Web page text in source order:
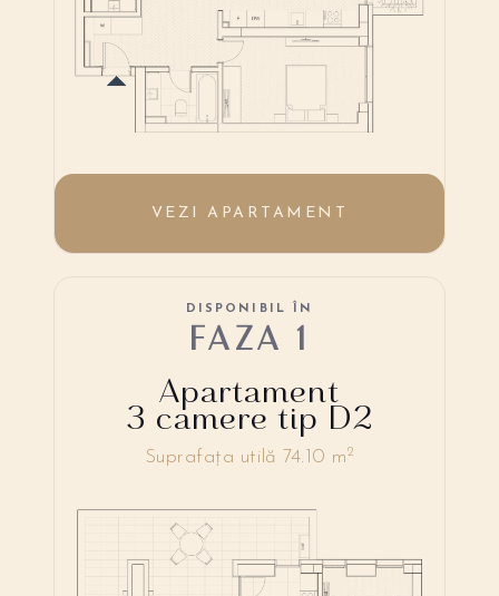
VEZI APARTAMENT
Apartament
3 camere tip D2
DISPONIBIL ÎN
FAZA 1
Suprafața utilă 74.10 m2